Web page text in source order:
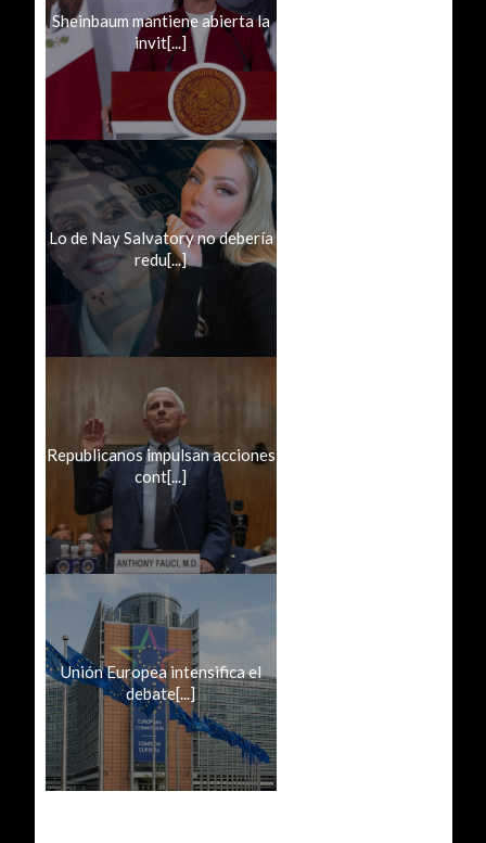
Sheinbaum mantiene abierta la
invit[...]
Lo de Nay Salvatory no debería
redu[...]
Republicanos impulsan acciones
cont[...]
Unión Europea intensifica el
debate[...]